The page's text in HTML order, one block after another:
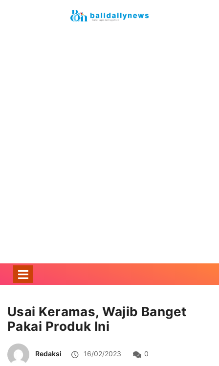
Usai Keramas, Wajib Banget
Pakai Produk Ini
Redaksi 16/02/2023 0